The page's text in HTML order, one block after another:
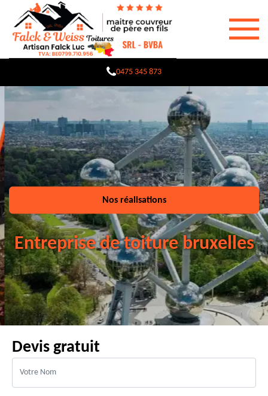
0475 345 873
Nos réalisations
Entreprise de toiture bruxelles
Devis gratuit